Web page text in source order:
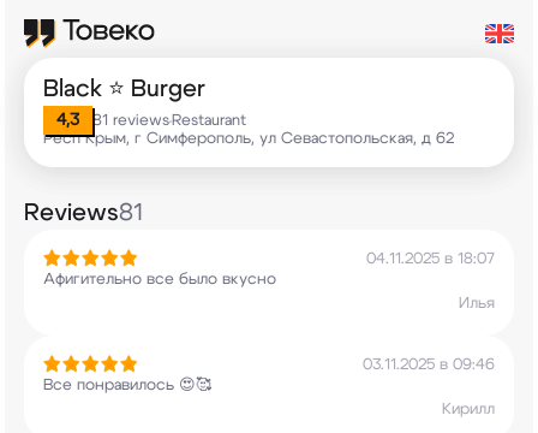
Black ⭐️ Burger
4,3 81 reviews•Restaurant
Респ Крым, г Симферополь, ул Севастопольская, д 62
Reviews81
04.11.2025 в 18:07
Афигительно все было вкусно
Илья
03.11.2025 в 09:46
Все понравилось 😍🥰
Кирилл